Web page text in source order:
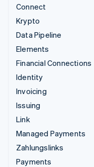
Connect
Krypto
Data Pipeline
Elements
Financial Connections
Identity
Invoicing
Issuing
Link
Managed Payments
Zahlungslinks
Payments